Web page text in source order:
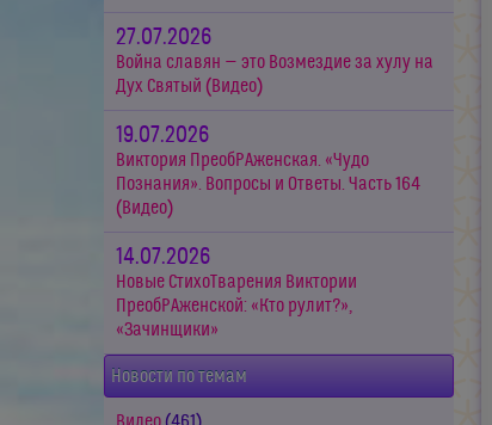
27.07.2026
Война славян — это Возмездие за хулу на
Дух Святый (Видео)
19.07.2026
Виктория ПреобРАженская. «Чудо
Познания». Вопросы и Ответы. Часть 164
(Видео)
14.07.2026
Новые СтихоТварения Виктории
ПреобРАженской: «Кто рулит?»,
«Зачинщики»
Новости по темам